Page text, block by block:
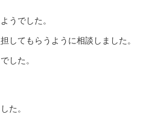
うでした。
してもらうように相談しました。
した。
た。